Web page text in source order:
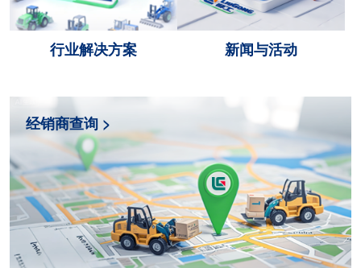
行业解决方案 新闻与活动
经销商查询 >